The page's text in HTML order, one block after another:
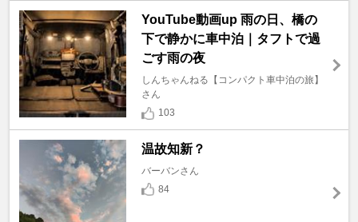
YouTube動画up 雨の日、橋の
下で静かに車中泊｜タフトで過
ごす雨の夜
しんちゃんねる【コンパクト車中泊の旅】
さん
103
温故知新？
バーバンさん
84